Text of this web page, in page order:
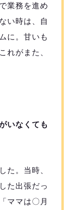
業務を進め
い時は、自
に。甘いも
れがまた、
いなくても
た。当時、
た出張だっ
ママは〇月